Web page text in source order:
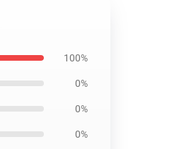
100%
0%
0%
0%